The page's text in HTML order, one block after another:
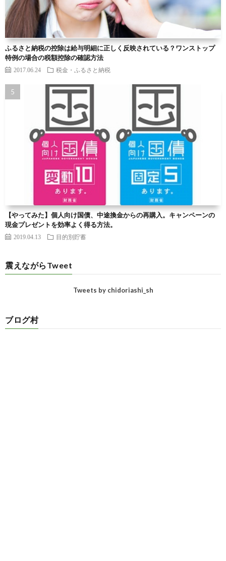
ふるさと納税の控除は給与明細に正しく反映されている？ワンストップ
特例の場合の税額控除の確認方法
2017.06.24 税金・ふるさと納税
【やってみた】個人向け国債、中途換金からの再購入。キャンペーンの
現金プレゼントを効率よく得る方法。
2019.04.13 目的別貯蓄
震えながらTweet
Tweets by chidoriashi_sh
ブログ村